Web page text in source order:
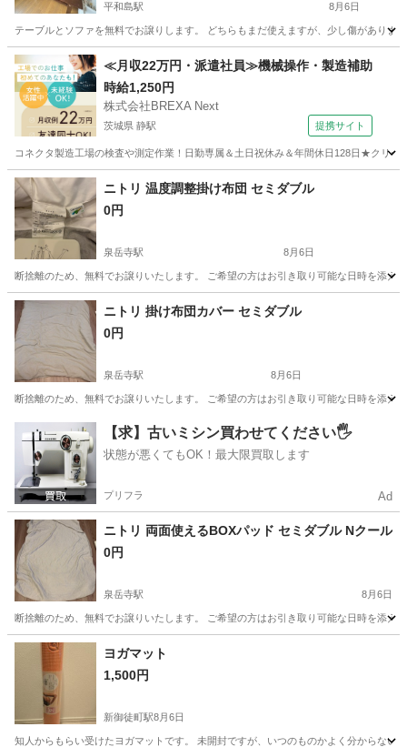
平和島駅 8月6日
テーブルとソファを無料でお譲りします。 どちらもまだ使えますが、少し傷があり
東京 大田区 平和島駅 ソファ ロー
≪月収22万円・派遣社員≫機械操作・製造補助
時給1,250円
株式会社BREXA Next
茨城県 静駅 提携サイト
コネクタ製造工場の検査や測定作業！日勤専属＆土日祝休み＆年間休日128日★クリ
茨城 常陸大宮市 静駅 その他
ニトリ 温度調整掛け布団 セミダブル
0円
泉岳寺駅 8月6日
断捨離のため、無料でお譲りいたします。 ご希望の方はお引き取り可能な日時を添え
東京 港区 泉岳寺駅 寝具 掛け布団ニトリ 掛け布団カバー セミダブル
0円
泉岳寺駅 8月6日
断捨離のため、無料でお譲りいたします。 ご希望の方はお引き取り可能な日時を添え
東京 港区 泉岳寺駅 寝具
【求】古いミシン買わせてください🖐️
状態が悪くてもOK！最大限買取します
プリフラ Ad
ニトリ 両面使えるBOXパッド セミダブル Nクール
0円
泉岳寺駅 8月6日
断捨離のため、無料でお譲りいたします。 ご希望の方はお引き取り可能な日時を添え
東京 港区 泉岳寺駅
ヨガマット
1,500円
新御徒町駅8月6日
知人からもらい受けたヨガマットです。 未開封ですが、いつのものかよく分からない